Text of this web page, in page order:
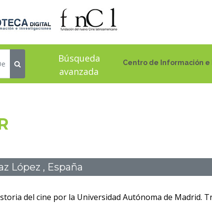
Centro de Información
Búsqueda
avanzada
López , España
del cine por la Universidad Autónoma de Madrid.